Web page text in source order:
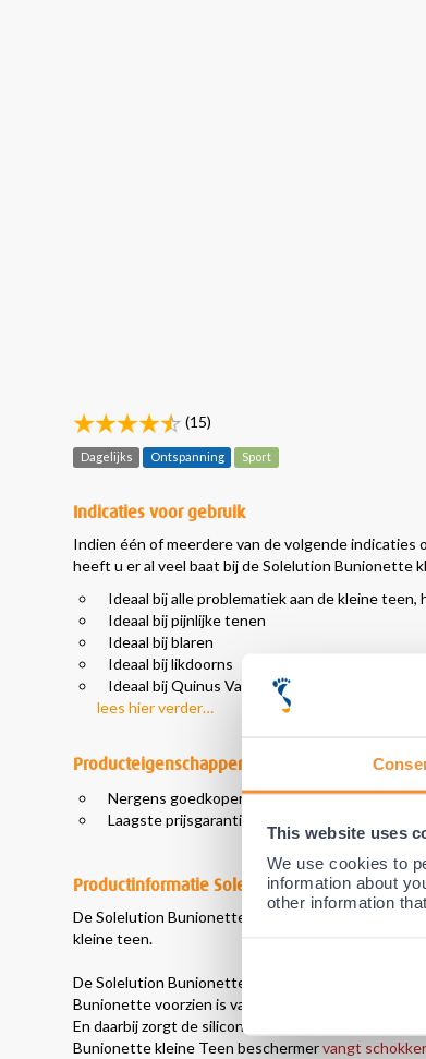
This website uses
We use cookies to
information about
other information
(15)
Dagelijks Ontspanning Sport
Indicaties voor gebruik
Indien één of meerdere van de volgende indicaties
heeft u er al veel baat bij de Solelution Bunionette
Ideaal bij alle problematiek aan de kleine
Ideaal bij pijnlijke tenen
Ideaal bij blaren
Ideaal bij likdoorns
Ideaal bij Quinus Varus
lees hier verder…
Producteigenschappen
Nergens goedkoper!
Laagste prijsgarantie!
Productinformatie Solelution Bunionette
De Solelution Bunionette kleine Teen beschermer
kleine teen.
De Solelution Bunionette kleine Teen beschermer
Bunionette voorzien is van een perfect passend
En daarbij zorgt de siliconen gel beschermer er
Bunionette kleine Teen beschermervangt